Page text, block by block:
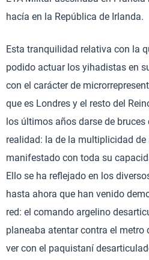
hacía en la República de Irlanda.
Esta tranquilidad relativa con la
podido actuar los yihadistas en
con el carácter de
que es Londres y el resto del
los últimos años darse de
realidad: la de la multiplicidad de
manifestado con toda su
Ello se ha reflejado en los
hasta ahora que han venido
red: el comando argelino
planeaba atentar contra el metro
ver con el paquistaní